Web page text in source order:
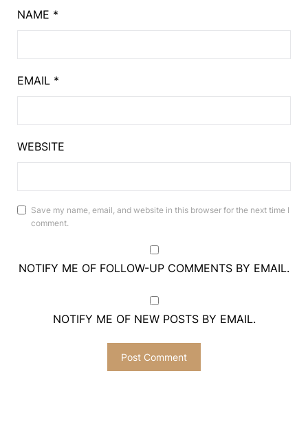
NAME *
EMAIL *
WEBSITE
Save my name, email, and website in this browser for the next time I
comment.
NOTIFY ME OF FOLLOW-UP COMMENTS BY EMAIL.
NOTIFY ME OF NEW POSTS BY EMAIL.